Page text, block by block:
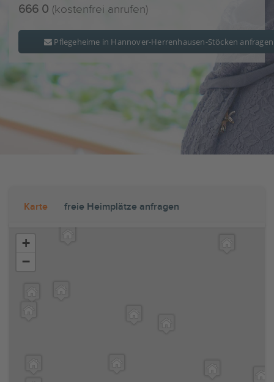
666 0 (kostenfrei anrufen)
Pflegeheime in Hannover-Herrenhausen-Stöcken anfragen
Karte freie Heimplätze anfragen
+
−